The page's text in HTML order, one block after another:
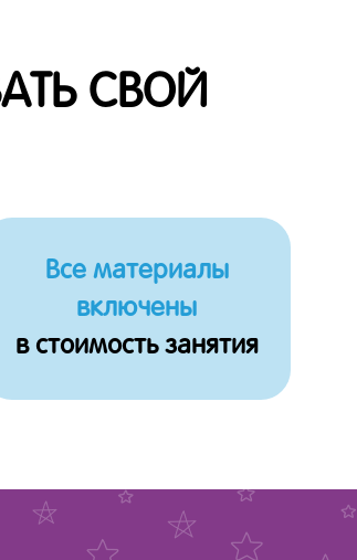
СВОЙ
Все материалы
включены
в стоимость занятия